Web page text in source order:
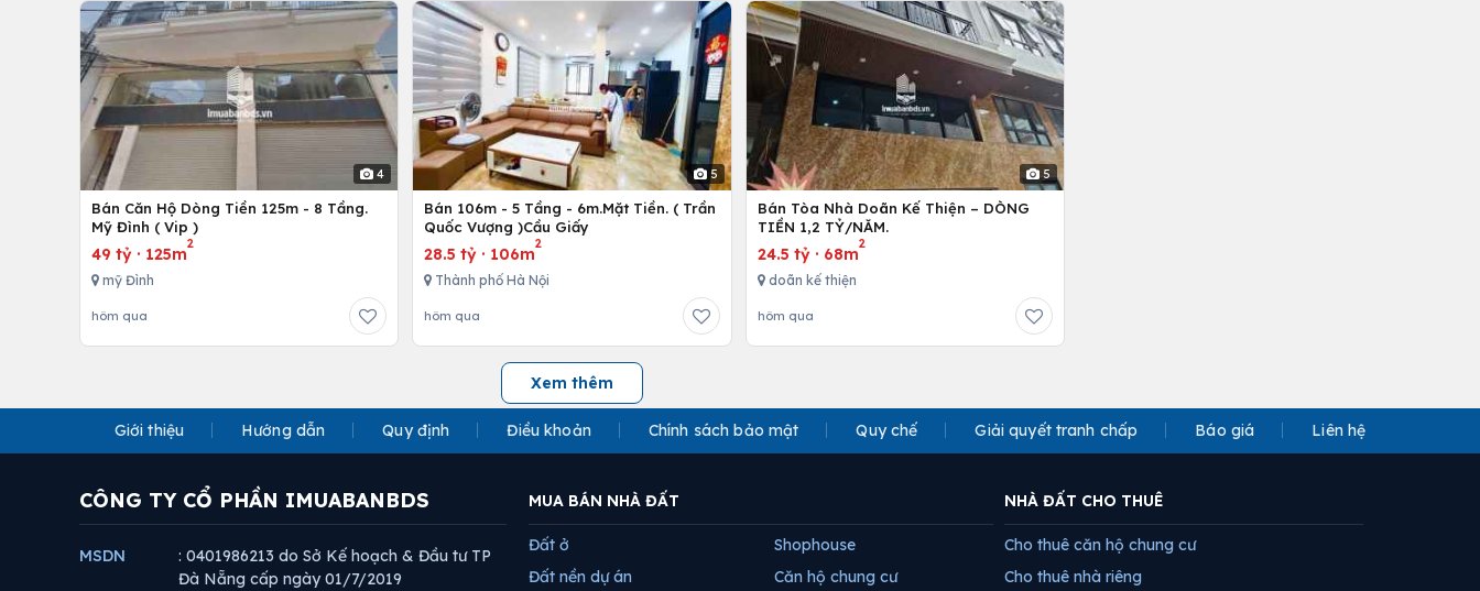
4
Bán Căn Hộ Dòng Tiền 125m - 8 Tầng.
Mỹ Đình ( Vip )
49 tỷ · 125m
2
mỹ Đình
hôm qua
5
Bán 106m - 5 Tầng - 6m.Mặt Tiền. ( Trần
Quốc Vượng )Cầu Giấy
28.5 tỷ · 106m
2
Thành phố Hà Nội
hôm qua
5
Bán Tòa Nhà Doãn Kế Thiện – DÒNG
TIỀN 1,2 TỶ/NĂM.
24.5 tỷ· 68m
2
doãn kế thiện
hôm qua
Xem thêm
Giới thiệu Hướng dẫn Quy định Điều khoản Chính sách bảo mật Quy chế Giải quyết tranh chấp Báo giá Liên hệ
CÔNG TY CỔ PHẦN IMUABANBDS
MSDN
: 0401986213 do Sở Kế hoạch & Đầu tư TP
Đà Nẵng cấp ngày 01/7/2019
MUA BÁN NHÀ ĐẤT
Đất ở
Đất nền dự án
Shophouse
Căn hộ chung cư
NHÀ ĐẤT CHO THUÊ
Cho thuê căn hộ chung cư
Cho thuê nhà riêng